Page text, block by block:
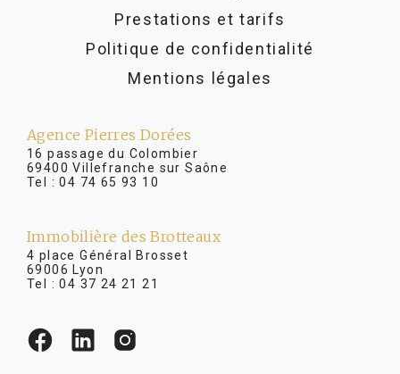
Prestations et tarifs
Politique de confidentialité
Mentions légales
Agence Pierres Dorées
16 passage du Colombier
69400 Villefranche sur Saône
Tel :04 74 65 93 10
Immobilière des Brotteaux
4 place Général Brosset
69006 Lyon
Tel :04 37 24 21 21